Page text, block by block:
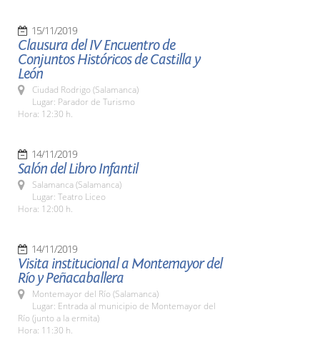
15/11/2019
Clausura del IV Encuentro de
Conjuntos Históricos de Castilla y
León
Ciudad Rodrigo (Salamanca)
Lugar: Parador de Turismo
Hora: 12:30 h.
14/11/2019
Salón del Libro Infantil
Salamanca (Salamanca)
Lugar: Teatro Liceo
Hora: 12:00 h.
14/11/2019
Visita institucional a Montemayor del
Río y Peñacaballera
Montemayor del Río (Salamanca)
Lugar: Entrada al municipio de Montemayor del
Río (junto a la ermita)
Hora: 11:30 h.